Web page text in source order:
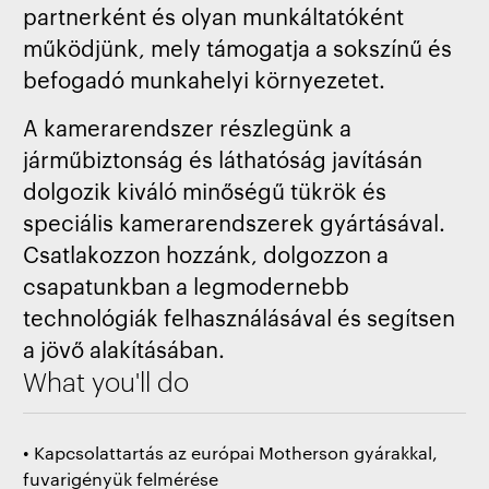
partnerként és olyan munkáltatóként
működjünk, mely támogatja a sokszínű és
befogadó munkahelyi környezetet.
A kamerarendszer részlegünk a
járműbiztonság és láthatóság javításán
dolgozik kiváló minőségű tükrök és
speciális kamerarendszerek gyártásával.
Csatlakozzon hozzánk, dolgozzon a
csapatunkban a legmodernebb
technológiák felhasználásával és segítsen
a jövő alakításában.
What you'll do
• Kapcsolattartás az európai Motherson gyárakkal,
fuvarigényük felmérése